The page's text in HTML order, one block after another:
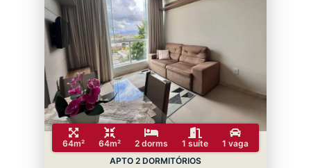
64m² 64m² 2 dorms 1 suíte
1 vaga
APTO 2 DORMITÓRIOS